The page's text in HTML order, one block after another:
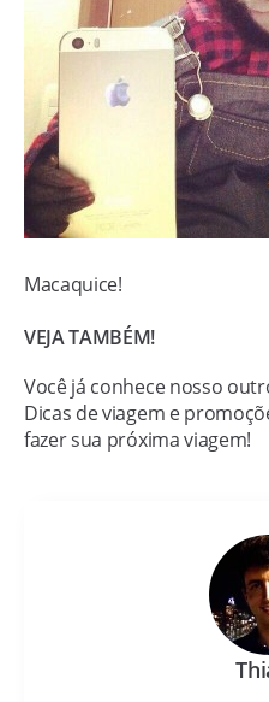
Macaquice!
VEJA TAMBÉM!
Você já conhece nosso
Dicas de viagem e
fazer sua próxima viagem!